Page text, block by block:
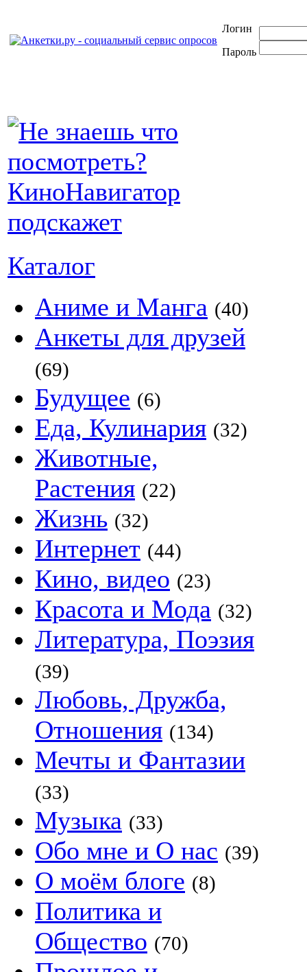
Логин
Пароль
Каталог
Аниме и Манга (40)
Анкеты для друзей
(69)
Будущее (6)
Еда, Кулинария (32)
Животные,
Растения (22)
Жизнь (32)
Интернет (44)
Кино, видео (23)
Красота и Мода (32)
Литература, Поэзия
(39)
Любовь, Дружба,
Отношения (134)
Мечты и Фантазии
(33)
Музыка (33)
Обо мне и О нас (39)
О моём блоге (8)
Политика и
Общество (70)